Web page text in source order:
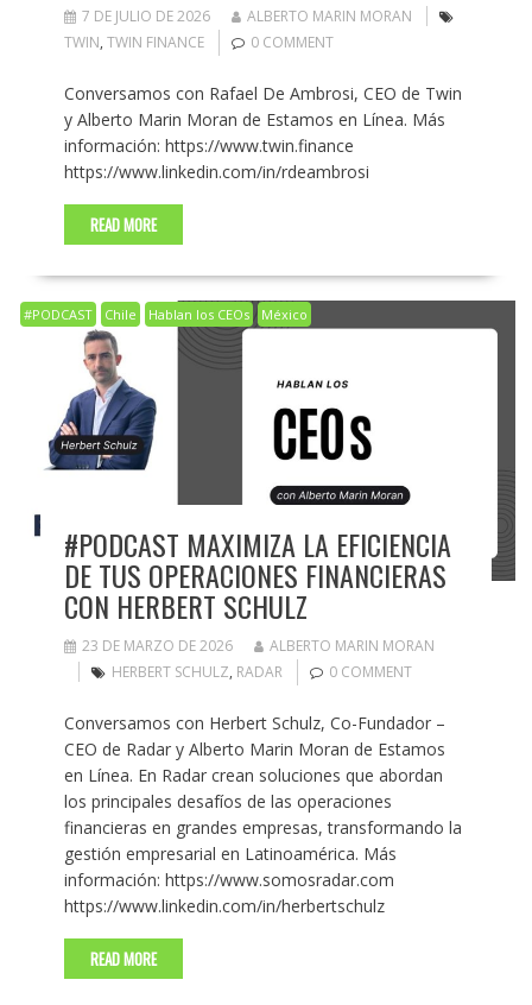
7 DE JULIO DE 2026
ALBERTO MARIN MORAN
TWIN, TWIN FINANCE 0 COMMENT
Conversamos con Rafael De Ambrosi, CEO de Twin
y Alberto Marin Moran de Estamos en Línea. Más
información: https://www.twin.finance
https://www.linkedin.com/in/rdeambrosi
READ MORE
#PODCAST Chile Hablan los CEOs México
#PODCAST MAXIMIZA LA EFICIENCIA
DE TUS OPERACIONES FINANCIERAS
CON HERBERT SCHULZ
23 DE MARZO DE 2026
ALBERTO MARIN MORAN
HERBERT SCHULZ, RADAR 0 COMMENT
Conversamos con Herbert Schulz, Co-Fundador –
CEO de Radar y Alberto Marin Moran de Estamos
en Línea. En Radar crean soluciones que abordan
los principales desafíos de las operaciones
financieras en grandes empresas, transformando la
gestión empresarial en Latinoamérica. Más
información: https://www.somosradar.com
https://www.linkedin.com/in/herbertschulz
READ MORE